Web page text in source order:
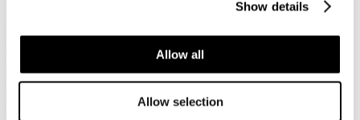
Show details
Allow all
Allow selection
delegato di UNA Hotels; Ezio Indiani, general manager dell'Hotel
Una giornata intensa che, come ha spiegato Giovanni De Ponti,
direttore generale di FederlegnoArredo: «È stata propedeutica al
grande evento B2B che avrà luogo in occasione della prossima
edizione di MADE expo e che consentirà a committenti e aziende di